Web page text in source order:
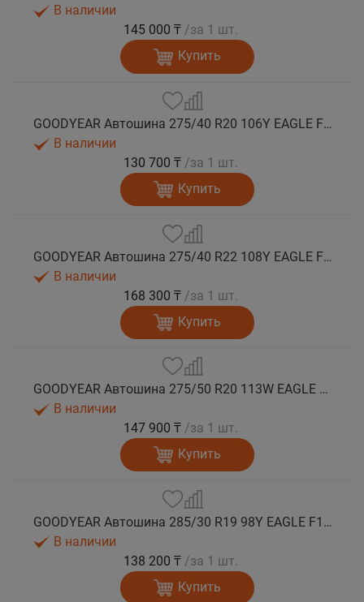
В наличии
145 000 ₸ /за 1 шт.
Купить
GOODYEAR Автошина 275/40 R20 106Y EAGLE F1 ASYMMETRIC 6 XL FP EV-Ready лето
В наличии
130 700 ₸ /за 1 шт.
Купить
GOODYEAR Автошина 275/40 R22 108Y EAGLE F1 ASYMMETRIC 6 XL FP EV-Ready лето
В наличии
168 300 ₸ /за 1 шт.
Купить
GOODYEAR Автошина 275/50 R20 113W EAGLE F1 ASYMMETRIC 6 XL FP EV-Ready лето
В наличии
147 900 ₸ /за 1 шт.
Купить
GOODYEAR Автошина 285/30 R19 98Y EAGLE F1 ASYMMETRIC 6 XL FP лето
В наличии
138 200 ₸ /за 1 шт.
Купить